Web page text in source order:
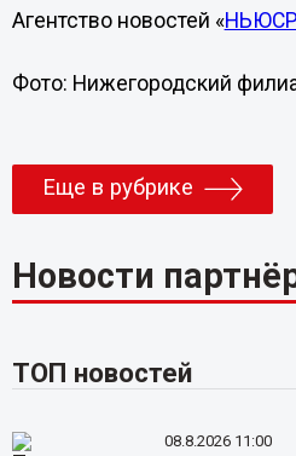
Агентство новостей «
Фото: Нижегородский
Еще в рубрике
Новости
ТОП новостей
08.8.2026 11:00